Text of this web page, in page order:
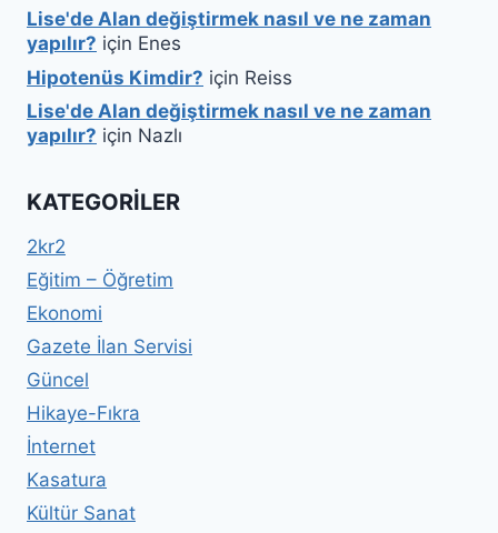
Lise'de Alan değiştirmek nasıl ve ne zaman
yapılır? için Enes
Hipotenüs Kimdir? için Reiss
Lise'de Alan değiştirmek nasıl ve ne zaman
yapılır? için Nazlı
KATEGORILER
2kr2
Eğitim – Öğretim
Ekonomi
Gazete İlan Servisi
Güncel
Hikaye-Fıkra
İnternet
Kasatura
Kültür Sanat